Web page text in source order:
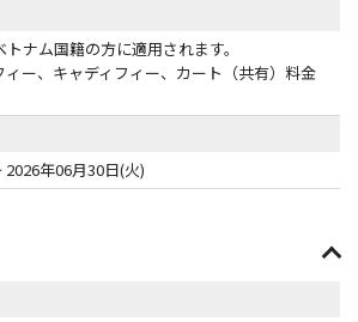
ナム国籍の方に適用されます。
ー、キャディフィー、カート（共有）料金
年06月30日(火)